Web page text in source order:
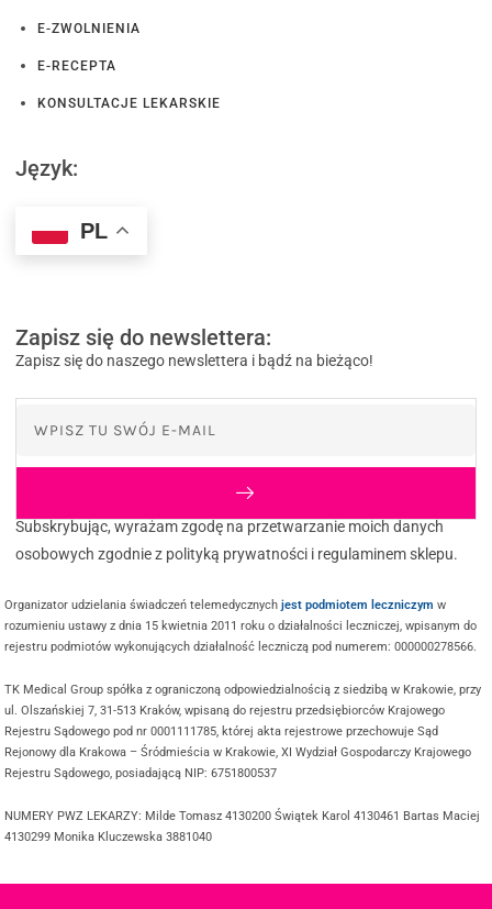
E-ZWOLNIENIA
E-RECEPTA
KONSULTACJE LEKARSKIE
Język:
PL
Zapisz się do newslettera:
Zapisz się do naszego newslettera i bądź na bieżąco!
Subskrybując, wyrażam zgodę na przetwarzanie moich danych
osobowych zgodnie z polityką prywatności i regulaminem sklepu.
Organizator udzielania świadczeń telemedycznychjest podmiotem leczniczym w
rozumieniu ustawy z dnia 15 kwietnia 2011 roku o działalności leczniczej, wpisanym do
rejestru podmiotów wykonujących działalność leczniczą pod numerem: 000000278566.
TK Medical Group spółka z ograniczoną odpowiedzialnością z siedzibą w Krakowie, przy
ul. Olszańskiej 7, 31-513 Kraków, wpisaną do rejestru przedsiębiorców Krajowego
Rejestru Sądowego pod nr 0001111785, której akta rejestrowe przechowuje Sąd
Rejonowy dla Krakowa – Śródmieścia w Krakowie, XI Wydział Gospodarczy Krajowego
Rejestru Sądowego, posiadającą NIP: 6751800537
NUMERY PWZ LEKARZY: Milde Tomasz 4130200 Świątek Karol 4130461 Bartas Maciej
4130299 Monika Kluczewska 3881040